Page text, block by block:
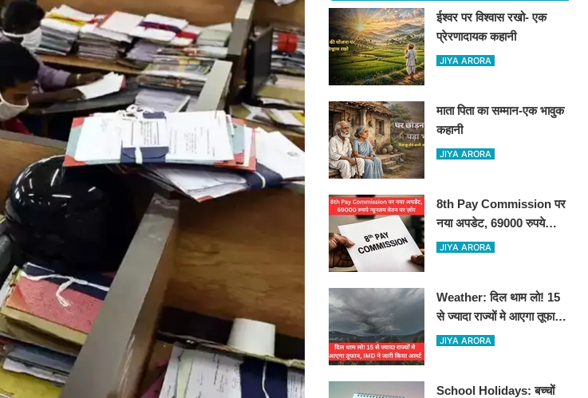
ईश्वर पर विश्वास रखो- एक
प्रेरणादायक कहानी
JIYA ARORA
माता पिता का सम्मान-एक भावुक
कहानी
JIYA ARORA
8th Pay Commission पर
नया अपडेट, 69000 रुपये
न्यूनतम वेतन पर ज़ोर
JIYA ARORA
Weather: दिल थाम लो! 15
से ज्यादा राज्यों मे आएगा तूफान,
IMD ने जारी किया अलर्ट
JIYA ARORA
School Holidays: बच्चों